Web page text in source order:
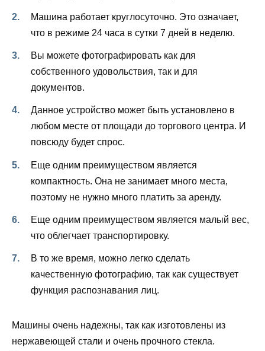
Машина работает круглосуточно. Это означает,
что в режиме 24 часа в сутки 7 дней в неделю.
Вы можете фотографировать как для
собственного удовольствия, так и для
документов.
Данное устройство может быть установлено в
любом месте от площади до торгового центра. И
повсюду будет спрос.
Еще одним преимуществом является
компактность. Она не занимает много места,
поэтому не нужно много платить за аренду.
Еще одним преимуществом является малый вес,
что облегчает транспортировку.
В то же время, можно легко сделать
качественную фотографию, так как существует
функция распознавания лиц.
Машины очень надежны, так как изготовлены из
нержавеющей стали и очень прочного стекла.